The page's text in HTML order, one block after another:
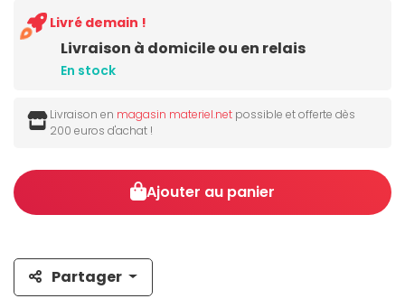
Livraison à domicile ou en relais
En stock
Livré demain !
Livraison en magasin materiel.net possible et offerte dès
200 euros d'achat !
Ajouter au panier
Partager